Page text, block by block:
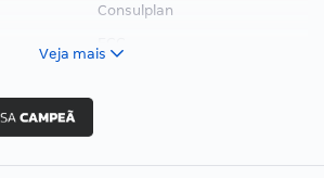
Consulplan
Veja mais